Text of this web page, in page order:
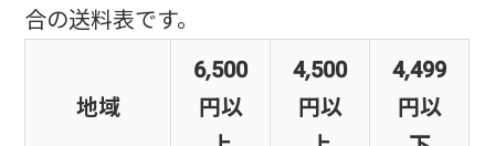
合の送料表です。
地域
6,500
円以
4,500
円以
4,499
円以